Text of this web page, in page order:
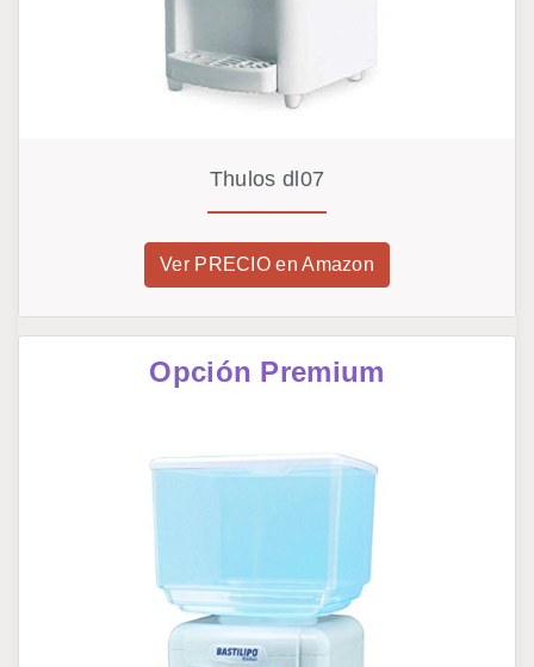
Thulos dl07
Ver PRECIO en Amazon
Opción Premium